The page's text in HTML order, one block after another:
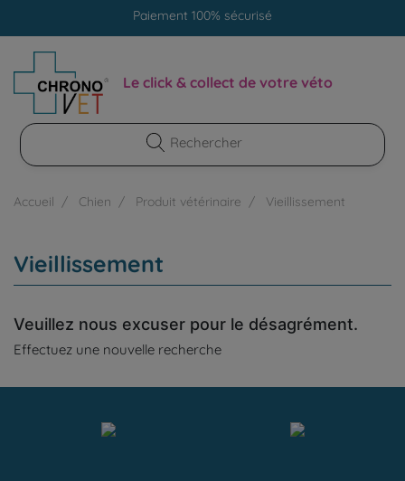
Livraison gratuite en clinique vétérinaire
Le click & collect de votre véto
Accueil Chien Produit vétérinaire Vieillissement
Vieillissement
Veuillez nous excuser pour le désagrément.
Effectuez une nouvelle recherche